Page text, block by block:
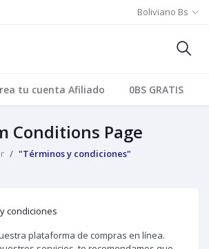
Boliviano Bs
tu cuenta Afiliado 0BS GRATIS
Conditions Page
"Términos y condiciones"
condiciones
plataforma de compras en línea.